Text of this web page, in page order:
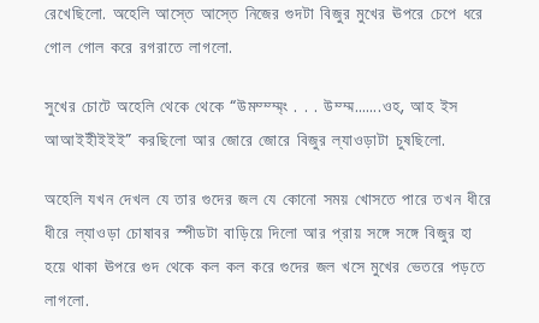
রেখেছিলো. অহেলি আস্তে আস্তে নিজের গুদটা বিজুর মুখের ঊপরে চেপে ধরে
গোল গোল করে রগরাতে লাগলো.
সুখের চোটে অহেলি থেকে থেকে “উমম্ম্ম্ম্ং . . . উম্ম্ম…….ওহ, আহ ইস
আআইইীইইই” করছিলো আর জোরে জোরে বিজুর ল্যাওড়াটা চুষছিলো.
অহেলি যখন দেখল যে তার গুদের জল যে কোনো সময় খোসতে পারে তখন ধীরে
ধীরে ল্যাওড়া চোষাবর স্পীডটা বাড়িয়ে দিলো আর প্রায় সঙ্গে সঙ্গে বিজুর হা
হয়ে থাকা ঊপরে গুদ থেকে কল কল করে গুদের জল খসে মুখের ভেতরে পড়তে
লাগলো.